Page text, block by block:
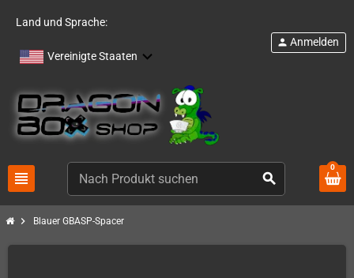
Land und Sprache:
Vereinigte Staaten
view_headline search
person Anmelden
0
chevron_right Blauer GBASP-Spacer